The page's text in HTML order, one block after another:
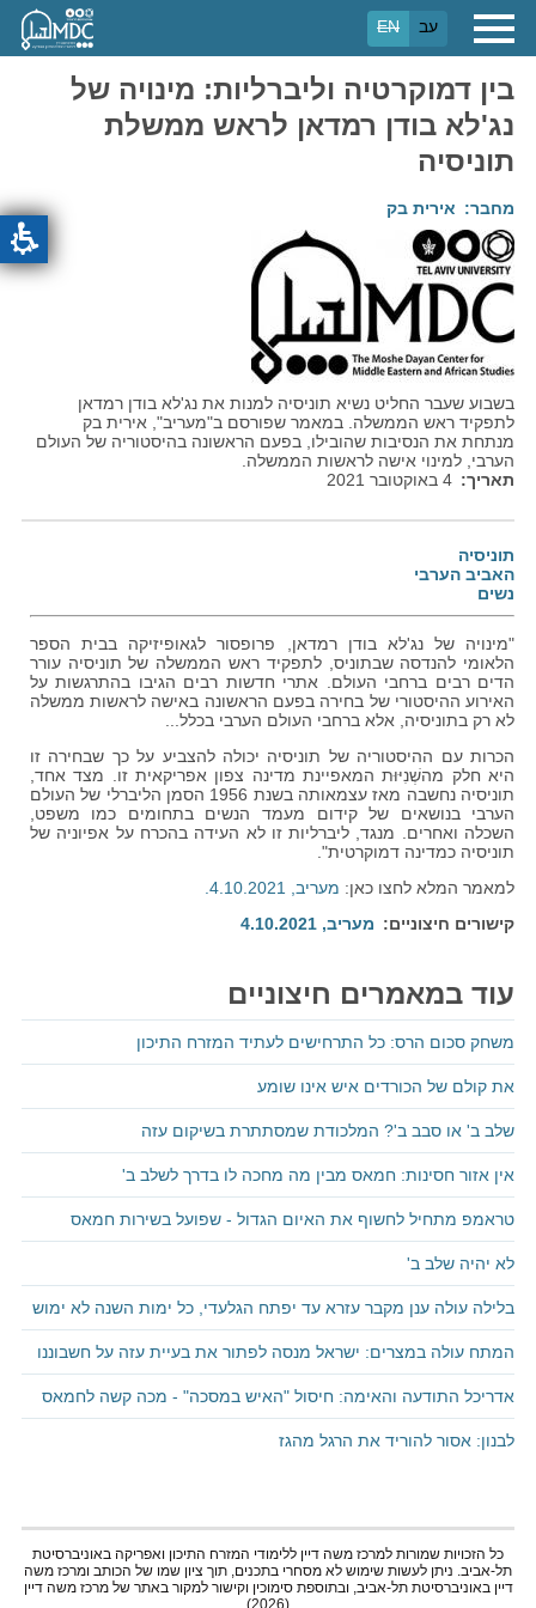
לתוכן
העיקרי
EN עב
בין דמוקרטיה וליברליות: מינויה של
נג'לא בודן רמדאן לראש ממשלת
תוניסיה
מחבר אירית בק
בשבוע שעבר החליט נשיא תוניסיה למנות את נג'לא בודן רמדאן
לתפקיד ראש הממשלה. במאמר שפורסם ב"מעריב", אירית בק
מנתחת את הנסיבות שהובילו, בפעם הראשונה בהיסטוריה של העולם
הערבי, למינוי אישה לראשות הממשלה.
תאריך
4 באוקטובר 2021
תוניסיה
האביב הערבי
נשים
"מינויה של נג'לא בודן רמדאן, פרופסור לגאופיזיקה בבית הספר
הלאומי להנדסה שבתוניס, לתפקיד ראש הממשלה של תוניסיה עורר
הדים רבים ברחבי העולם. אתרי חדשות רבים הגיבו בהתרגשות על
האירוע ההיסטורי של בחירה בפעם הראשונה באישה לראשות ממשלה
לא רק בתוניסיה, אלא ברחבי העולם הערבי בכלל...
הכרות עם ההיסטוריה של תוניסיה יכולה להצביע על כך שבחירה זו
היא חלק מהשְׁנִיּוּת המאפיינת מדינה צפון אפריקאית זו. מצד אחד,
תוניסיה נחשבה מאז עצמאותה בשנת 1956 הסמן הליברלי של העולם
הערבי בנושאים של קידום מעמד הנשים בתחומים כמו משפט,
השכלה ואחרים. מנגד, ליברליות זו לא העידה בהכרח על אפיוניה של
תוניסיה כמדינה דמוקרטית".
למאמר המלא לחצו כאן: מעריב, 4.10.2021.
קישורים חיצוניים
מעריב, 4.10.2021
עוד במאמרים חיצוניים
משחק סכום הרס: כל התרחישים לעתיד המזרח התיכון
את קולם של הכורדים איש אינו שומע
שלב ב' או סבב ב'? המלכודת שמסתתרת בשיקום עזה
אין אזור חסינות: חמאס מבין מה מחכה לו בדרך לשלב ב'
טראמפ מתחיל לחשוף את האיום הגדול - שפועל בשירות חמאס
לא יהיה שלב ב'
בלילה עולה ענן מקבר עזרא עד יפתח הגלעדי, כל ימות השנה לא ימוש
המתח עולה במצרים: ישראל מנסה לפתור את בעיית עזה על חשבוננו
אדריכל התודעה והאימה: חיסול "האיש במסכה" - מכה קשה לחמאס
לבנון: אסור להוריד את הרגל מהגז
כל הזכויות שמורות למרכז משה דיין ללימודי המזרח התיכון ואפריקה באוניברסיטת
תל-אביב. ניתן לעשות שימוש לא מסחרי בתכנים, תוך ציון שמו של הכותב ומרכז משה
דיין באוניברסיטת תל-אביב, ובתוספת סימוכין וקישור למקור באתר של מרכז משה דיין
(2026)